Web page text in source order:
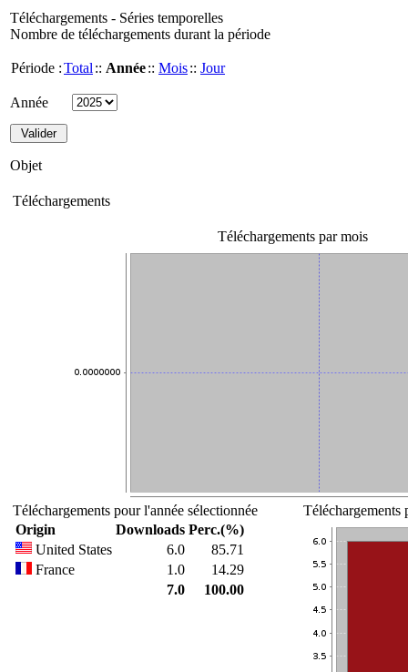
Téléchargements - Séries temporelles
Nombre de téléchargements durant la période
Période :Total :: Année:: Mois:: Jour
Année
Objet
Téléchargements
Téléchargements par mois
Téléchargements pour l'année sélectionnée
Origin
Downloads Perc.(%)
United States
6.0
85.71
France
1.0
14.29
7.0
100.00
Téléchargements